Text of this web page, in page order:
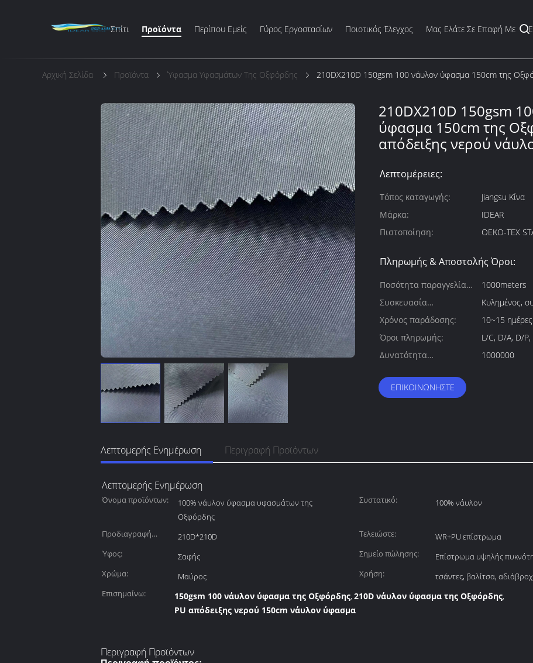
Σπίτι Προϊόντα Περίπου Εμείς Γύρος Εργοστασίων Ποιοτικός Έλεγχος Μας Ελάτε Σε Επαφή Με
Αρχική Σελίδα Προϊόντα Ύφασμα Υφασμάτων Της Οξφόρδης 210DX210D 150gsm 100 νάυλον ύφασμα 150cm της
210DX210D 150gsm
ύφασμα 150cm της
απόδειξης νερού
Λεπτομέρειες:
Τόπος καταγωγής:
Jiangsu Κίνα
Μάρκα:
IDEAR
Πιστοποίηση:
OEKO-TEX
Πληρωμής & Αποστολής Όροι:
Ποσότητα παραγγελίας
min:
1000meters
Συσκευασία
λεπτομέρειες:
Κυλημένος,
Χρόνος παράδοσης:
10~15
Όροι πληρωμής:
L/C, D/A, D/P,
Δυνατότητα
1000000
ΕΠΙΚΟΙΝΩΝΉΣΤΕ
Λεπτομερής Ενημέρωση Περιγραφή Προϊόντων
Λεπτομερής Ενημέρωση
Όνομα προϊόντων:
100% νάυλον ύφασμα υφασμάτων της
Οξφόρδης
Συστατικό: 100% νάυλον
Προδιαγραφή
210D*210D Τελειώστε:
WR+PU επίστρωμα
Ύφος:
Σαφής Σημείο πώλησης:
Επίστρωμα υψηλής
Χρώμα:
Μαύρος Χρήση:
τσάντες, βαλίτσα,
Επισημαίνω:
150gsm 100 νάυλον ύφασμα της Οξφόρδης, 210D νάυλον ύφασμα της Οξφόρδης,
PU απόδειξης νερού 150cm νάυλον ύφασμα
Περιγραφή Προϊόντων